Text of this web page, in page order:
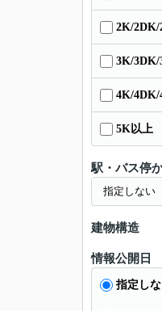
2K/
3K/
4K/
5K以上
駅・バス停
建物構造
情報公開日
指定し